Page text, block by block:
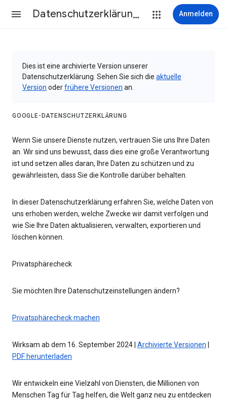
Datenschutzerklärung & Nutzungsbedingungen Anmelden
Dies ist eine archivierte Version unserer
Datenschutzerklärung. Sehen Sie sich die aktuelle
Version oderfrühere Versionen an.
GOOGLE-DATENSCHUTZERKLÄRUNG
Wenn Sie unsere Dienste nutzen, vertrauen Sie uns Ihre Daten
an. Wir sind uns bewusst, dass dies eine große Verantwortung
ist und setzen alles daran, Ihre Daten zu schützen und zu
gewährleisten, dass Sie die Kontrolle darüber behalten.
In dieser Datenschutzerklärung erfahren Sie, welche Daten von
uns erhoben werden, welche Zwecke wir damit verfolgen und
wie Sie Ihre Daten aktualisieren, verwalten, exportieren und
löschen können.
Privatsphärecheck
Sie möchten Ihre Datenschutzeinstellungen ändern?
Privatsphärecheck machen
Wirksam ab dem 16. September 2024 | Archivierte Versionen
PDF herunterladen
Wir entwickeln eine Vielzahl von Diensten, die Millionen von
Menschen Tag für Tag helfen, die Welt ganz neu zu entdecken